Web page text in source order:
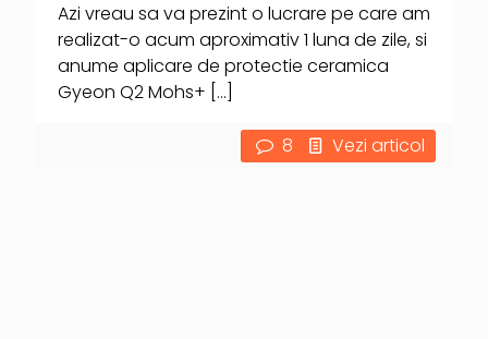
Azi vreau sa va prezint o lucrare pe care am
realizat-o acum aproximativ 1 luna de zile, si
anume aplicare de protectie ceramica
Gyeon Q2 Mohs+ […]
8 Vezi articol